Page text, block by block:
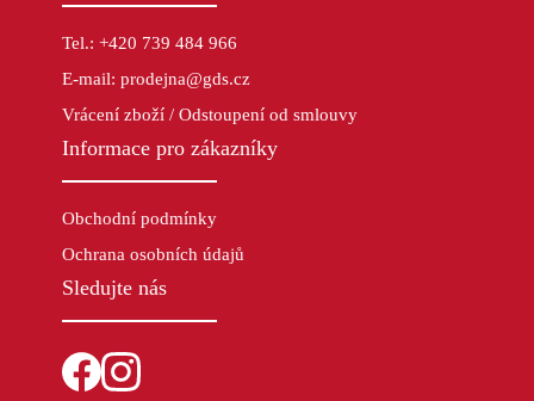
Tel.: +420 739 484 966
E-mail: prodejna@gds.cz
Vrácení zboží / Odstoupení od smlouvy
Informace pro zákazníky
Obchodní podmínky
Ochrana osobních údajů
Sledujte nás